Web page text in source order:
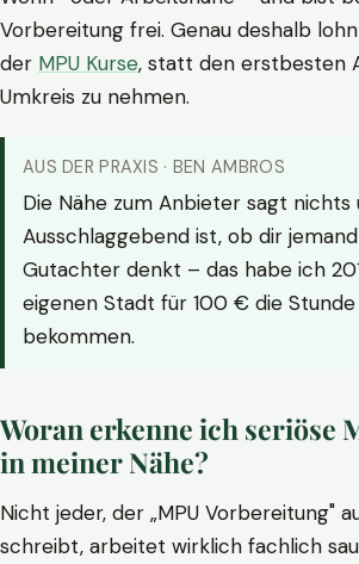
Vorbereitung frei. Genau deshalb
der MPU Kurse, statt den erstbesten
Umkreis zu nehmen.
AUS DER PRAXIS · BEN AMBROS
Die Nähe zum Anbieter sagt nichts
Ausschlaggebend ist, ob dir
Gutachter denkt – das habe ich
eigenen Stadt für 100 € die
bekommen.
Woran erkenne ich seriöse
in meiner Nähe?
Nicht jeder, der „MPU Vorbereitung"
schreibt, arbeitet wirklich fachlich